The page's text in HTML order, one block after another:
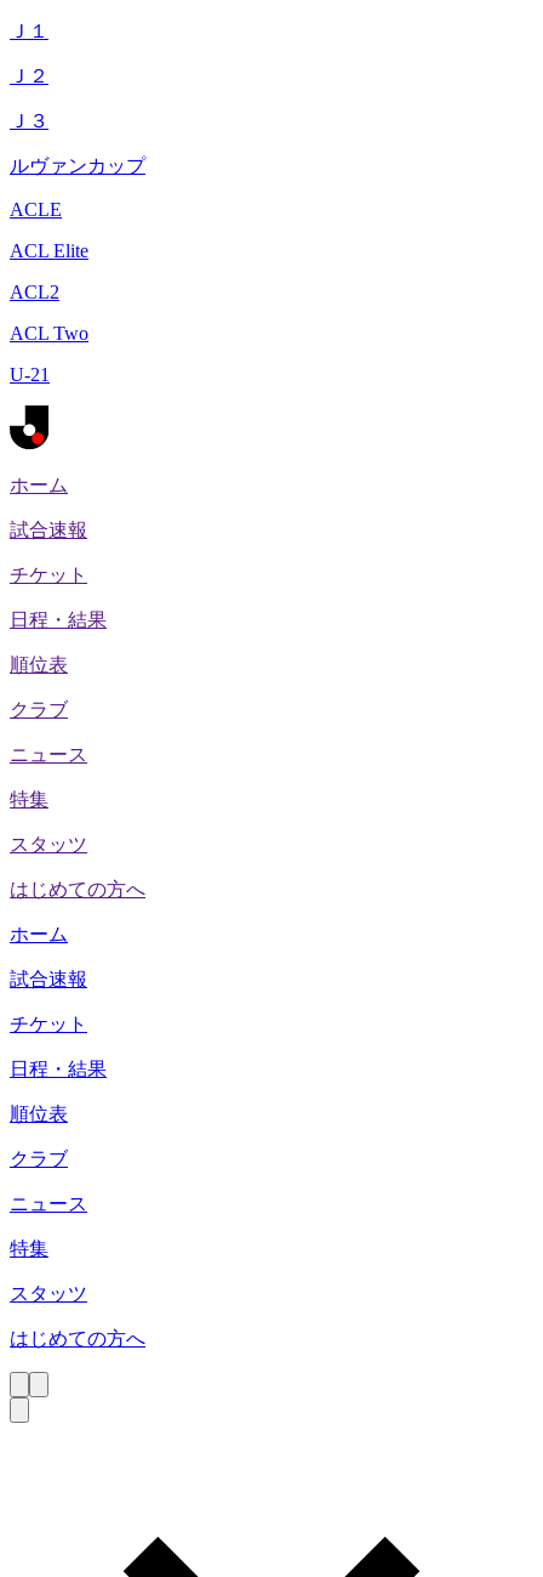
Ｊ１
Ｊ２
Ｊ３
ルヴァンカップ
ACLE
ACL Elite
ACL2
ACL Two
U-21
ホーム
試合速報
チケット
日程・結果
順位表
クラブ
ニュース
特集
スタッツ
はじめての方へ
ホーム
試合速報
チケット
日程・結果
順位表
クラブ
ニュース
特集
スタッツ
はじめての方へ